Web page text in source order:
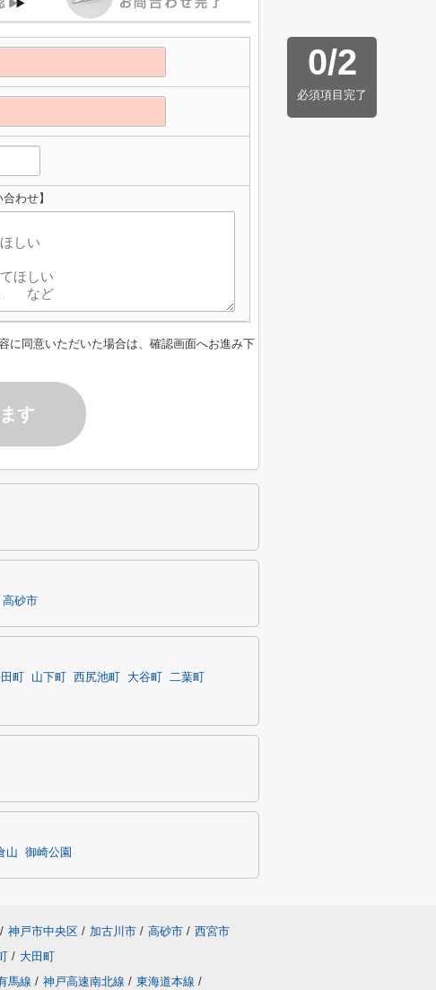
0/2
必須項目完了
わせ】
に同意いただいた場合は、確認画面へお進み下
す
高砂市
町 山下町 西尻池町 大谷町
二葉町
山 御崎公園
/ 神戸市中央区 / 加古川市 / 高砂市 / 西宮市
/ 大田町
馬線 / 神戸高速南北線 / 東海道本線 /